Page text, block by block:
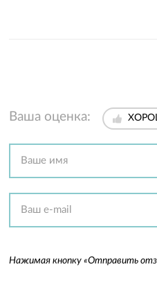
Ваша оценка:
Нажимая кнопку «Отправить